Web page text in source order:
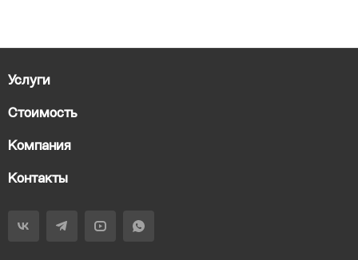
Услуги
Стоимость
Компания
Контакты